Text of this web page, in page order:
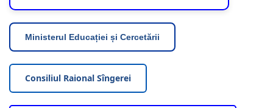
Ministerul Educației și Cercetării
Consiliul Raional Sîngerei